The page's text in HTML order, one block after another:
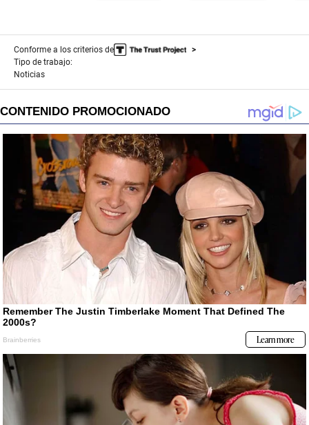
Conforme a los criterios de
Tipo de trabajo:
Noticias